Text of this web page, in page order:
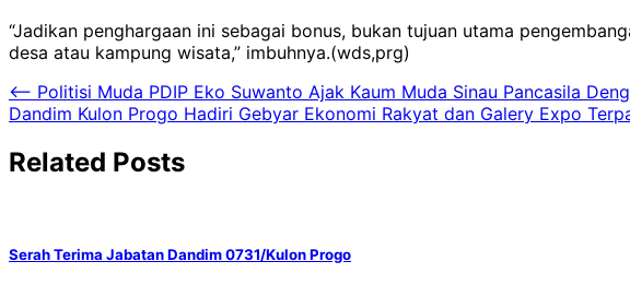
“Jadikan penghargaan ini sebagai bonus, bukan tujuan utama
desa atau kampung wisata,” imbuhnya.(wds,prg)
Navigasi
pos
⟵ Politisi Muda PDIP Eko Suwanto Ajak Kaum Muda Sinau Pancasila
Dandim Kulon Progo Hadiri Gebyar Ekonomi Rakyat dan Galery Expo
Related Posts
Serah Terima Jabatan Dandim 0731/Kulon Progo